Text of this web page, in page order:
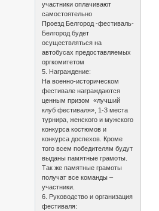
участники оплачивают
самостоятельно
Проезд Белгород -фестиваль-
Белгород будет
осуществляться на
автобусах предоставляемых
оргкомитетом
5. Награждение:
На военно-историческом
фестивале награждаются
ценным призом «лучший
клуб фестиваля», 1-3 места
турнира, женского и мужского
конкурса костюмов и
конкурса доспехов. Кроме
того всем победителям будут
выданы памятные грамоты.
Так же памятные грамоты
получат все команды –
участники.
6. Руководство и организация
фестиваля: